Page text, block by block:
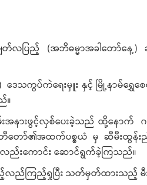
လပြည့် (အဘိဓမ္မာအခါတော်နေ့
) ဒေသကွပ်ကဲရေးမှူး နှင့် မြို့နာမ်ရွှ
။
နားဖွင့်လှစ်ပေးခဲ့သည် ထို့နောက်
ေတီတော်၏အထက်ပစ္စယံ မှ ဆီမီးထွန်
ကိုလည်းကောင်း ဆောင်ရွက်ခဲ့ကြသည်။
ြည့်ရှုပြီး သတ်မှတ်ထားသည့် မီးပုံး